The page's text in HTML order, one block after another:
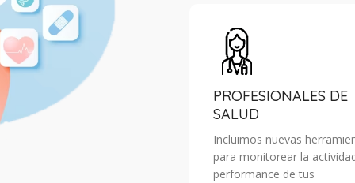
PROFESIONALES DE
SALUD
Incluimos nuevas
para monitorear la
performance de tus